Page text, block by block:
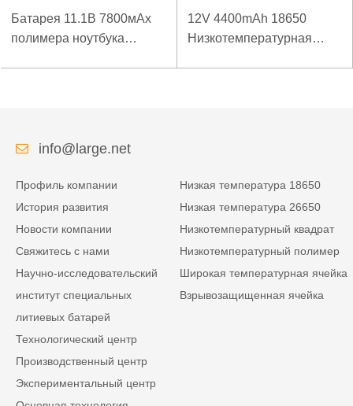
Батарея 11.1В 7800мАх
полимера ноутбука
12V 4400mAh 18650
Низкотемпературная
info@large.net
Профиль компании
История развития
Новости компании
Свяжитесь с нами
Научно-исследовательский
институт специальных
литиевых батарей
Технологический центр
Производственный центр
Экспериментальный центр
Низкая температура 18650
Низкая температура 26650
Низкотемпературный квадрат
Низкотемпературный полимер
Широкая температурная ячейка
Взрывозащищенная ячейка